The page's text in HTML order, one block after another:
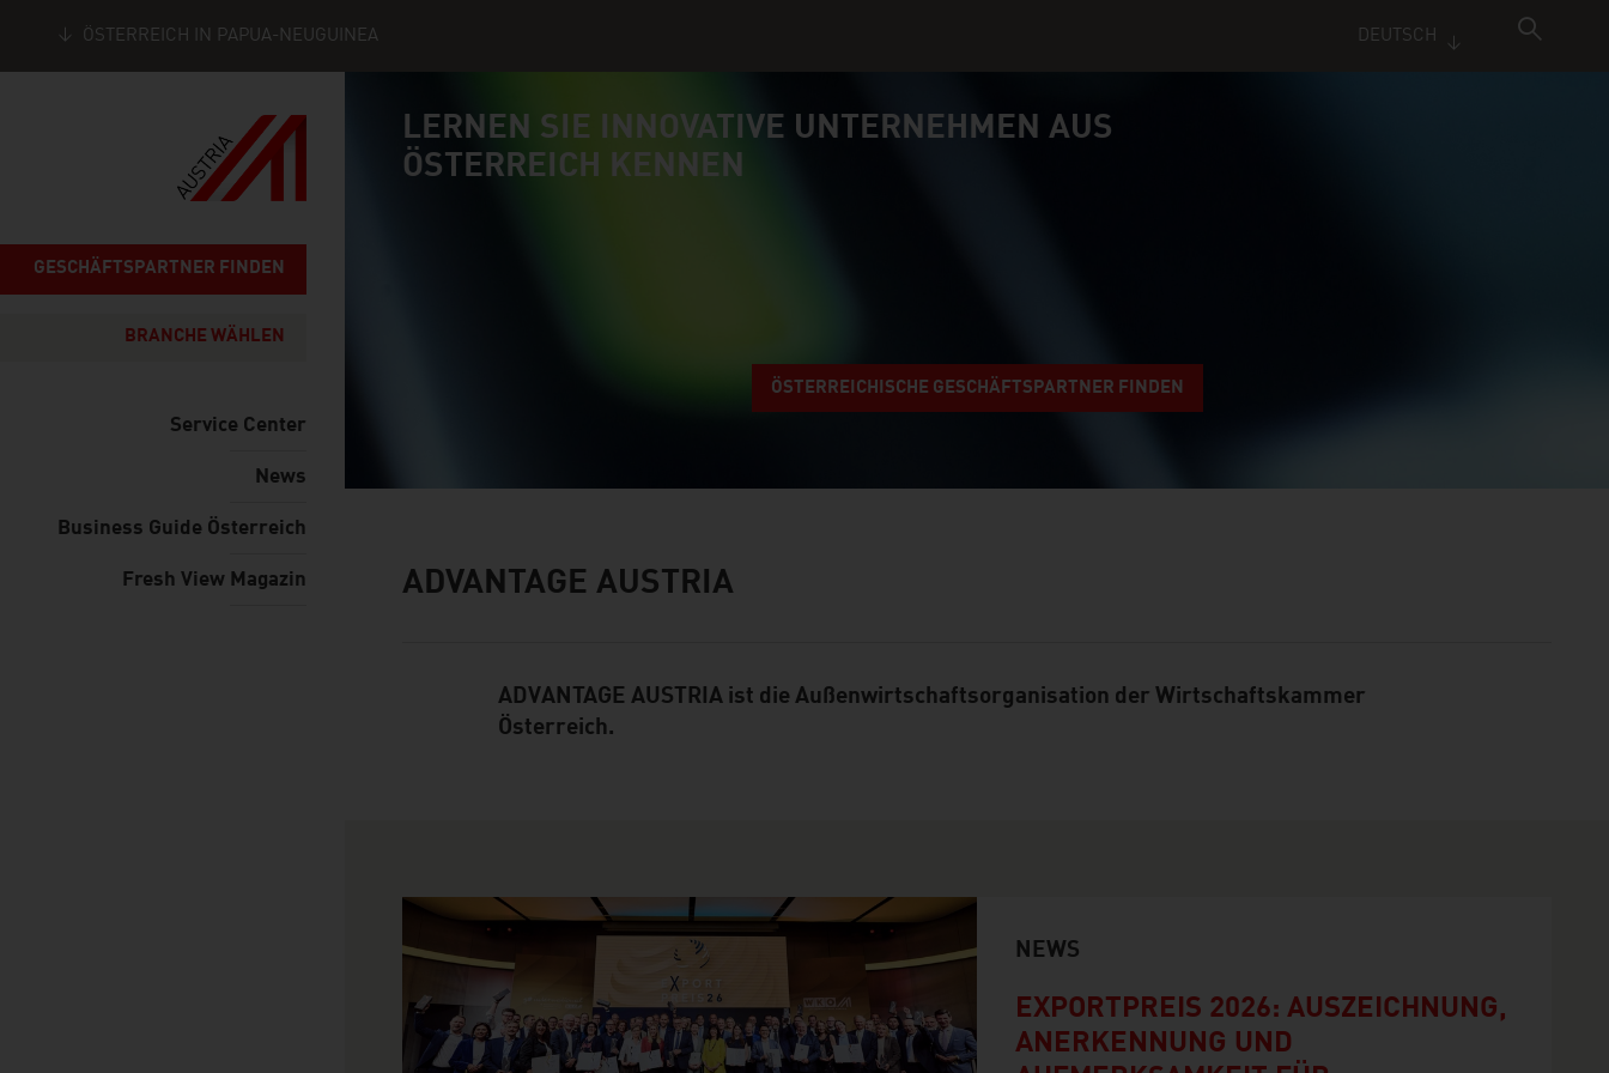
DEUTSCH
ÖSTERREICH IN PAPUA-NEUGUINEA
GESCHÄFTSPARTNER FINDEN
BRANCHE WÄHLEN
Service Center
News
Business Guide Österreich
Fresh View Magazin
Inhalt
connect
LERNEN SIE INNOVATIVE UNTERNEHMEN AUS
ÖSTERREICH KENNEN
ÖSTERREICHISCHE GESCHÄFTSPARTNER FINDEN
Infobox
ADVANTAGE AUSTRIA
ADVANTAGE AUSTRIA ist die Außenwirtschaftsorganisation der Wirtschaftskammer
Österreich.
NEWS
EXPORTPREIS 2026: AUSZEICHNUNG,
ANERKENNUNG UND